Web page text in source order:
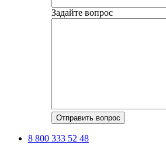
Задайте вопрос
8 800 333 52 48